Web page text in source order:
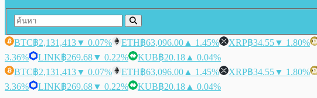
BTC฿2,131,413▼ 0.07% ETH฿63,096.00 ▲ 1.45% XRP฿34.55▼ 1.80%
3.36%
LINK฿269.68▼ 0.22% KUB฿20.18 ▲ 0.04%
BTC฿2,131,413▼ 0.07% ETH฿63,096.00 ▲ 1.45% XRP฿34.55▼ 1.80%
3.36%
LINK฿269.68▼ 0.22% KUB฿20.18 ▲ 0.04%